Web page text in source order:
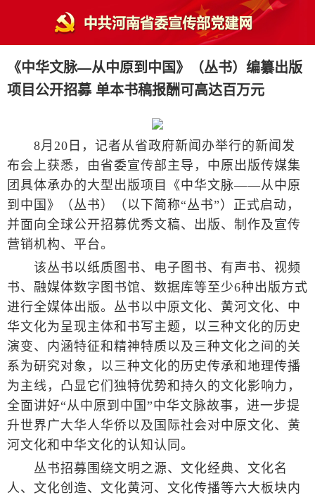
《中华文脉—从中原到中国》（丛书）编纂出版
项目公开招募 单本书稿报酬可高达百万元
8月20日，记者从省政府新闻办举行的新闻发
布会上获悉，由省委宣传部主导，中原出版传媒集
团具体承办的大型出版项目《中华文脉——从中原
到中国》（丛书）（以下简称“丛书”）正式启动，
并面向全球公开招募优秀文稿、出版、制作及宣传
营销机构、平台。
该丛书以纸质图书、电子图书、有声书、视频
书、融媒体数字图书馆、数据库等至少6种出版方式
进行全媒体出版。丛书以中原文化、黄河文化、中
华文化为呈现主体和书写主题，以三种文化的历史
演变、内涵特征和精神特质以及三种文化之间的关
系为研究对象，以三种文化的历史传承和地理传播
为主线，凸显它们独特优势和持久的文化影响力，
全面讲好“从中原到中国”中华文脉故事，进一步提
升世界广大华人华侨以及国际社会对中原文化、黄
河文化和中华文化的认知认同。
丛书招募围绕文明之源、文化经典、文化名
人、文化创造、文化黄河、文化传播等六大板块内